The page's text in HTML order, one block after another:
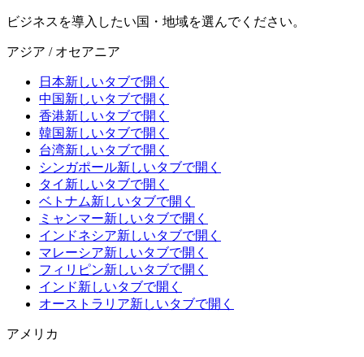
ビジネスを導入したい国・地域を選んでください。
アジア / オセアニア
日本新しいタブで開く
中国新しいタブで開く
香港新しいタブで開く
韓国新しいタブで開く
台湾新しいタブで開く
シンガポール新しいタブで開く
タイ 新しいタブで開く
ベトナム新しいタブで開く
ミャンマー新しいタブで開く
インドネシア新しいタブで開く
マレーシア新しいタブで開く
フィリピン新しいタブで開く
インド新しいタブで開く
オーストラリア新しいタブで開く
アメリカ